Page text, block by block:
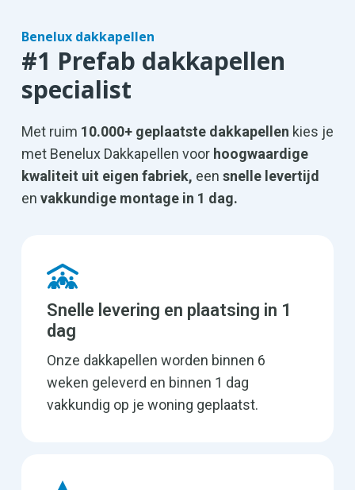
Benelux dakkapellen
#1 Prefab dakkapellen
specialist
Met ruim 10.000+ geplaatste dakkapellen kies je
met Benelux Dakkapellen voor hoogwaardige
kwaliteit uit eigen fabriek, een snelle levertijd
en vakkundige montage in 1 dag.
Snelle levering en plaatsing in 1
dag
Onze dakkapellen worden binnen 6
weken geleverd en binnen 1 dag
vakkundig op je woning geplaatst.